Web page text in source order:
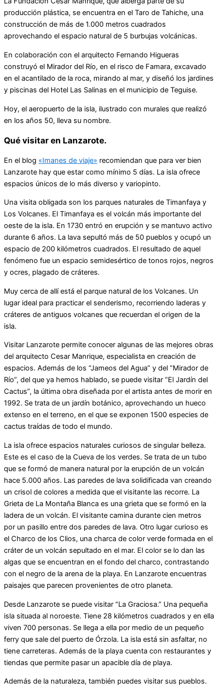
producción plástica, se encuentra en el Taro de Tahiche, una
construcción de más de 1.000 metros cuadrados
aprovechando el espacio natural de 5 burbujas volcánicas.
En colaboración con el arquitecto Fernando Higueras
construyó el Mirador del Río, en el risco de Famara, excavado
en el acantilado de la roca, mirando al mar, y diseñó los jardines
y piscinas del Hotel Las Salinas en el municipio de Teguise.
Hoy, el aeropuerto de la isla, ilustrado con murales que realizó
en los años 50, lleva su nombre.
Qué visitar en Lanzarote.
En el blog «Imanes de viaje» recomiendan que para ver bien
Lanzarote hay que estar como mínimo 5 días. La isla ofrece
espacios únicos de lo más diverso y variopinto.
Una visita obligada son los parques naturales de Timanfaya y
Los Volcanes. El Timanfaya es el volcán más importante del
oeste de la isla. En 1730 entró en erupción y se mantuvo activo
durante 6 años. La lava sepultó más de 50 pueblos y ocupó un
espacio de 200 kilómetros cuadrados. El resultado de aquel
fenómeno fue un espacio semidesértico de tonos rojos, negros
y ocres, plagado de cráteres.
Muy cerca de allí está el parque natural de los Volcanes. Un
lugar ideal para practicar el senderismo, recorriendo laderas y
cráteres de antiguos volcanes que recuerdan el origen de la
isla.
Visitar Lanzarote permite conocer algunas de las mejores obras
del arquitecto Cesar Manrique, especialista en creación de
espacios. Además de los “Jameos del Agua” y del “Mirador de
Río”, del que ya hemos hablado, se puede visitar “El Jardín del
Cactus”, la última obra diseñada por el artista antes de morir en
1992. Se trata de un jardín botánico, aprovechando un hueco
extenso en el terreno, en el que se exponen 1500 especies de
cactus traídas de todo el mundo.
La isla ofrece espacios naturales curiosos de singular belleza.
Este es el caso de la Cueva de los verdes. Se trata de un tubo
que se formó de manera natural por la erupción de un volcán
hace 5.000 años. Las paredes de lava solidificada van creando
un crisol de colores a medida que el visitante las recorre. La
Grieta de La Montaña Blanca es una grieta que se formó en la
ladera de un volcán. El visitante camina durante cien metros
por un pasillo entre dos paredes de lava. Otro lugar curioso es
el Charco de los Clios, una charca de color verde formada en el
cráter de un volcán sepultado en el mar. El color se lo dan las
algas que se encuentran en el fondo del charco, contrastando
con el negro de la arena de la playa. En Lanzarote encuentras
paisajes que parecen provenientes de otro planeta.
Desde Lanzarote se puede visitar “La Graciosa.” Una pequeña
isla situada al noroeste. Tiene 28 kilómetros cuadrados y en ella
viven 700 personas. Se llega a ella por medio de un pequeño
ferry que sale del puerto de Órzola. La isla está sin asfaltar, no
tiene carreteras. Además de la playa cuenta con restaurantes y
tiendas que permite pasar un apacible día de playa.
Además de la naturaleza, también puedes visitar sus pueblos.